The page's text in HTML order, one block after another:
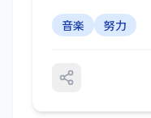
音楽 努力